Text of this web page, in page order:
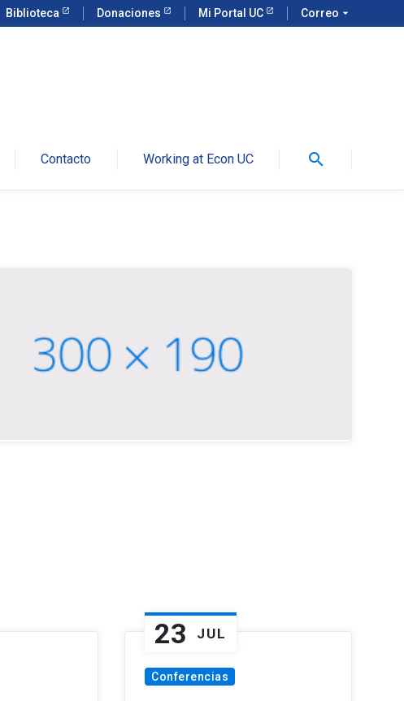
Biblioteca Donaciones Mi Portal UC Correo arrow_drop_down
Contacto Working at Econ UC search
23 JUL
Conferencias